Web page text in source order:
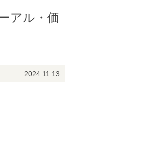
アル・価
2024.11.13